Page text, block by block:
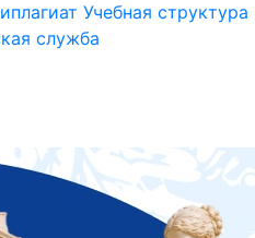
Учебная структура
служба